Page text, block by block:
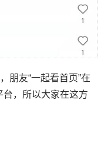
朋友“一起看首页”在
，所以大家在这方